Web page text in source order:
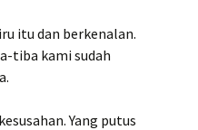
itu dan berkenalan.
tiba kami sudah
Yang putus